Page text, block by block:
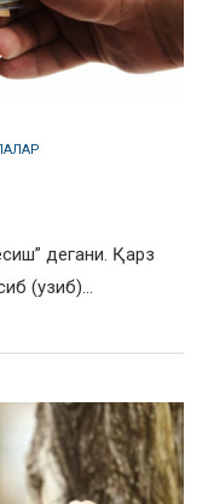
дегани. Қарз
(узиб)…